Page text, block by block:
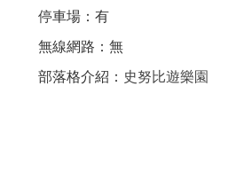
停車場：有
無線網路：無
部落格介紹： 史努比遊樂園